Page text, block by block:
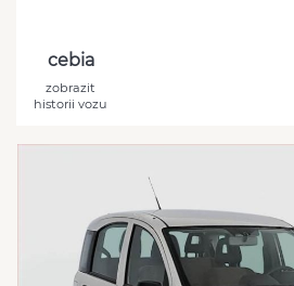
cebia
zobrazit
historii vozu